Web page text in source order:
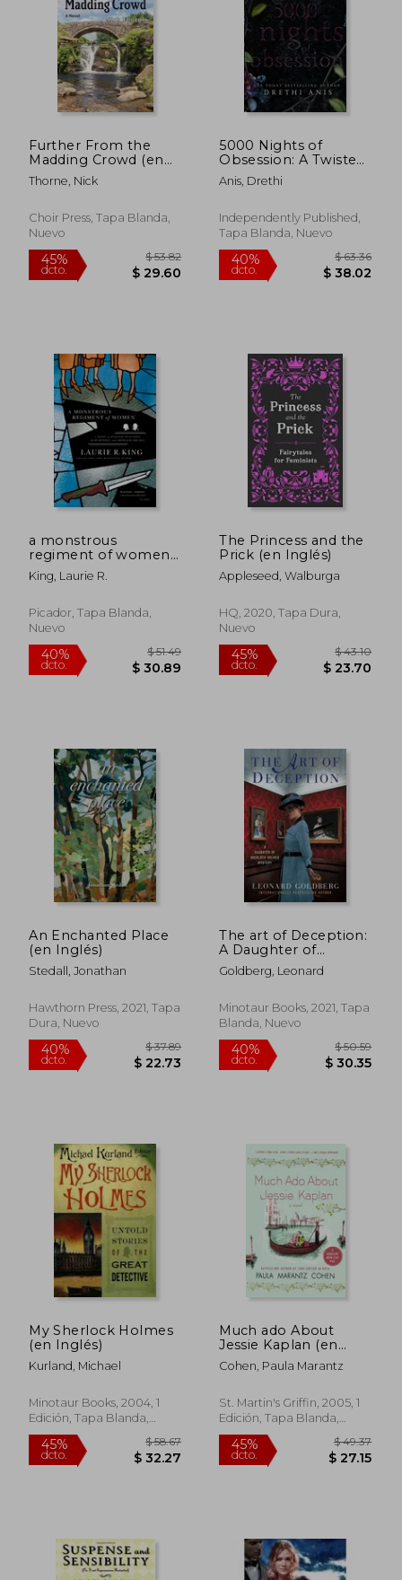
45%
dcto. $ 24.79
45%
dcto.
Further From the
Madding Crowd (en
Inglés)
Thorne, Nick
Choir Press, Tapa Blanda,
Nuevo
45%
dcto.
5000 Nights of
Obsession: A Twisted
Gatsby Story (en
Inglés)
Anis, Drethi
Independently Published,
Tapa Blanda, Nuevo
40%
dcto.
a monstrous
regiment of women
(en Inglés)
King, Laurie R.
Picador, Tapa Blanda,
Nuevo
The Princess and the
Prick (en Inglés)
Appleseed, Walburga
HQ, 2020, Tapa Dura,
Nuevo
An Enchanted Place
(en Inglés)
Stedall, Jonathan
Hawthorn Press, 2021, Tapa
Dura, Nuevo
The art of Deception:
A Daughter of
Sherlock Holmes
Mystery: 4 (Daughter
Mysteries) (en Inglés)
Goldberg, Leonard
Minotaur Books, 2021, Tapa
Blanda, Nuevo
My Sherlock Holmes
(en Inglés)
Kurland, Michael
Minotaur Books, 2004, 1
Edición, Tapa Blanda,
Nuevo
Much ado About
Jessie Kaplan (en
Inglés)
Cohen, Paula Marantz
St. Martin's Griffin, 2005, 1
Edición, Tapa Blanda,
Nuevo